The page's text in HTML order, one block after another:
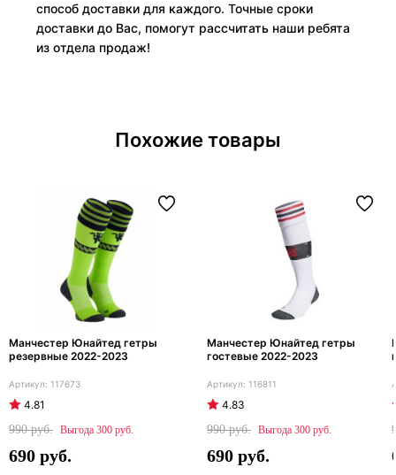
способ доставки для каждого. Точные сроки
доставки до Вас, помогут рассчитать наши ребята
из отдела продаж!
Похожие товары
Манчестер Юнайтед гетры
резервные 2022-2023
117673
4.81
990
300
690
Манчестер Юнайтед гетры
гостевые 2022-2023
116811
4.83
990
300
690